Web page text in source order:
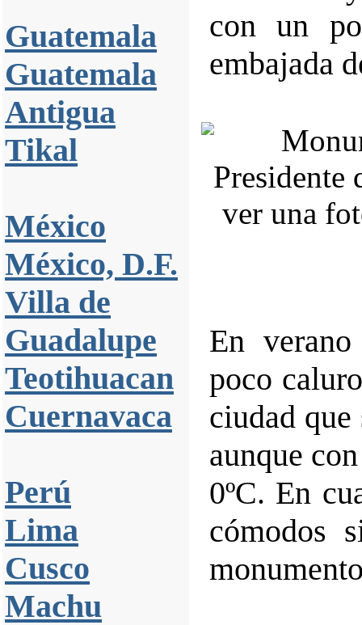
Guatemala
Guatemala
Antigua
Tikal
México
México, D.F.
Villa de
Guadalupe
Teotihuacan
Cuernavaca
Perú
Lima
Cusco
Machu
con un
embajada
En
poco
ciudad
aunque
0ºC. En
cómodos